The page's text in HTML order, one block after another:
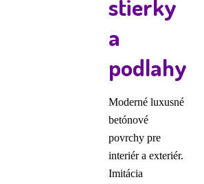
stierky
a
podlahy
Moderné luxusné
betónové
povrchy pre
interiér a exteriér.
Imitácia